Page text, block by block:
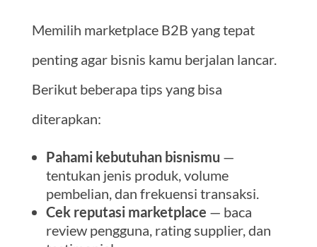
Memilih marketplace B2B yang tepat
penting agar bisnis kamu berjalan lancar.
Berikut beberapa tips yang bisa
diterapkan:
Pahami kebutuhan bisnismu —
tentukan jenis produk, volume
pembelian, dan frekuensi transaksi.
Cek reputasi marketplace — baca
review pengguna, rating supplier, dan